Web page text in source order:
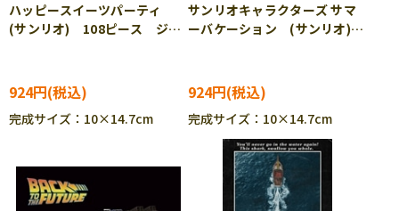
ハッピースイーツパーティ
(サンリオ) 108ピース ジグ
924円
完成サイズ：10×14.7cm
サンリオキャラクターズ サマ
ーバケーション (サンリオ)
924円
完成サイズ：10×14.7cm